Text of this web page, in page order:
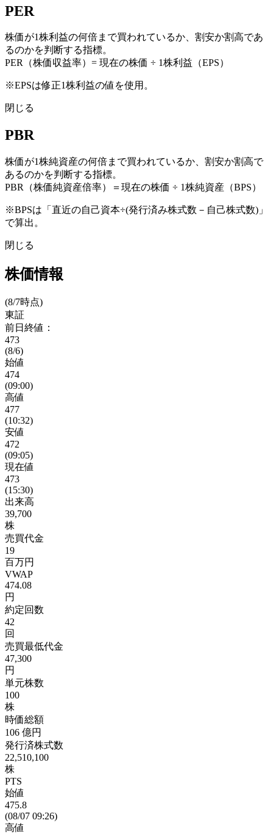
PER
株価が1株利益の何倍まで買われているか、割安か割高であ
るのかを判断する指標。
PER（株価収益率）= 現在の株価 ÷ 1株利益（EPS）
※EPSは修正1株利益の値を使用。
閉じる
PBR
株価が1株純資産の何倍まで買われているか、割安か割高で
あるのかを判断する指標。
PBR（株価純資産倍率）＝現在の株価 ÷ 1株純資産（BPS）
※BPSは「直近の自己資本÷(発行済み株式数－自己株式数)」
で算出。
閉じる
株価情報
(8/7時点)
東証
前日終値：
473
(8/6)
始値
474
(09:00)
高値
477
(10:32)
安値
472
(09:05)
現在値
473
(15:30)
出来高
39,700
株
売買代金
19
百万円
VWAP
474.08
円
約定回数
42
回
売買最低代金
47,300
円
単元株数
100
株
時価総額
106 億円
発行済株式数
22,510,100
株
PTS
始値
475.8
(08/07 09:26)
高値